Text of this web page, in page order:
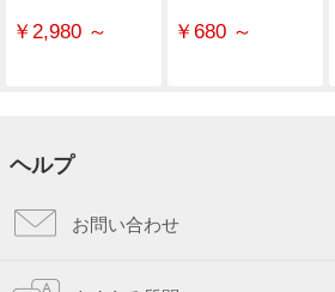
￥2,980 ～ ￥680 ～
ヘルプ
お問い合わせ